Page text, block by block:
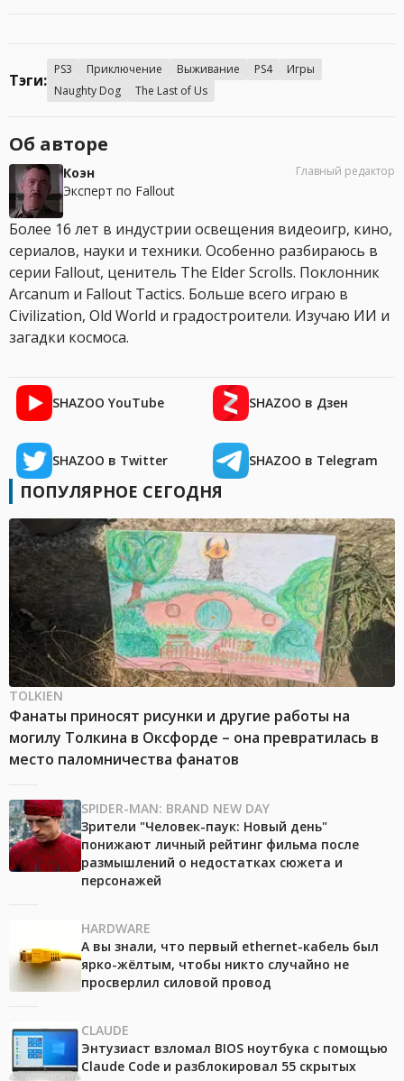
Тэги:
PS3 Приключение Выживание PS4
Игры
Naughty Dog
The Last of Us
Об авторе
Коэн
Эксперт по Fallout
Главный редактор
Более 16 лет в индустрии освещения видеоигр, кино,
сериалов, науки и техники. Особенно разбираюсь в
серии Fallout, ценитель The Elder Scrolls. Поклонник
Arcanum и Fallout Tactics. Больше всего играю в
Civilization, Old World и градостроители. Изучаю ИИ и
загадки космоса.
SHAZOO YouTube SHAZOO в Дзен
SHAZOO в Twitter SHAZOO в Telegram
ПОПУЛЯРНОЕ СЕГОДНЯ
TOLKIEN
Фанаты приносят рисунки и другие работы на
могилу Толкина в Оксфорде – она превратилась в
место паломничества фанатов
SPIDER-MAN: BRAND NEW DAY
Зрители "Человек-паук: Новый день"
понижают личный рейтинг фильма после
размышлений о недостатках сюжета и
персонажей
HARDWARE
А вы знали, что первый ethernet-кабель был
ярко-жёлтым, чтобы никто случайно не
просверлил силовой провод
CLAUDE
Энтузиаст взломал BIOS ноутбука с помощью
Claude Code и разблокировал 55 скрытых